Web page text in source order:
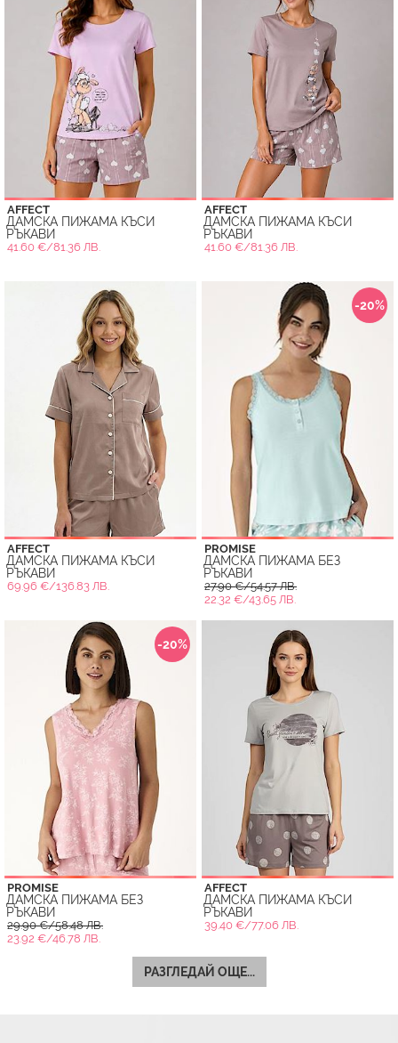
AFFECT
ДАМСКА ПИЖАМА КЪСИ
РЪКАВИ
41.60 €/81.36 ЛВ.
AFFECT
ДАМСКА ПИЖАМА КЪСИ
РЪКАВИ
41.60 €/81.36 ЛВ.
AFFECT
ДАМСКА ПИЖАМА КЪСИ
РЪКАВИ
69.96 €/136.83 ЛВ.
-20%
PROMISE
ДАМСКА ПИЖАМА БЕЗ
РЪКАВИ
27.90 €/54.57 ЛВ.
22.32 €/43.65 ЛВ.
-20%
PROMISE
ДАМСКА ПИЖАМА БЕЗ
РЪКАВИ
29.90 €/58.48 ЛВ.
23.92 €/46.78 ЛВ.
AFFECT
ДАМСКА ПИЖАМА КЪСИ
РЪКАВИ
39.40 €/77.06 ЛВ.
РАЗГЛЕДАЙ ОЩЕ...